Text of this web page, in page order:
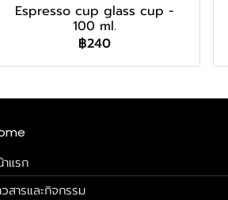
Espresso cup glass cup -
100 ml.
฿240
าแรก
สารและกิจกรรม